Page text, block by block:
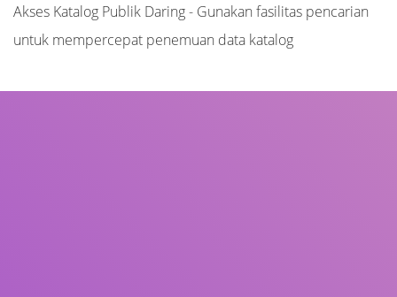
Akses Katalog Publik Daring - Gunakan fasilitas pencarian
untuk mempercepat penemuan data katalog